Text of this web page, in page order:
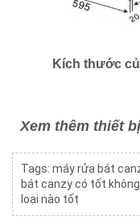
Kích thước
Xem thêm thiết
Tags: máy rửa bát
bát canzy có tốt không
loại nào tốt